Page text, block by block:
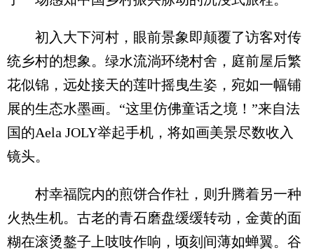
初入大下河村，眼前景象即颠覆了访客对传
统乡村的想象。绿水流淌环绕村舍，庭前屋后繁
花似锦，远处接天的莲叶摇曳生姿，宛如一幅铺
展的生态水墨画。“这里仿佛童话之境！”来自法
国的Aela JOLY举起手机，将如画美景尽数收入
镜头。
村幸福院内的煎饼合作社，则升腾着另一种
火热生机。古老的青石磨盘缓缓转动，金黄的面
糊在滚烫鏊子上吱吱作响，顷刻间薄如蝉翼。谷